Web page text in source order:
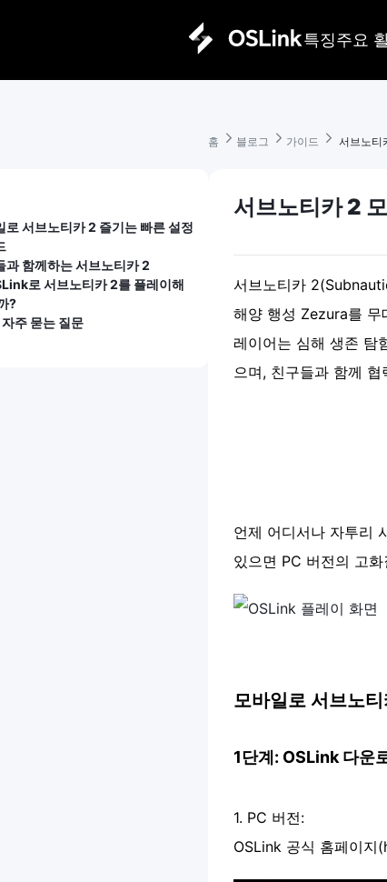
특징주요
로 서브노티카 2 즐기는 빠른 설정
과 함께하는 서브노티카 2
로 서브노티카 2를 플레이해
?
주 묻는 질문
홈 블로그 가이드 서브노티
서브노티카 2
서브노티카
해양 행성 Zezura를 무
레이어는 심해 생존 탐
으며, 친구들과 함께
언제 어디서나 자투리
있으면 PC 버전의 고
모바일로 서브노
1단계: OSLink 다운
1. PC 버전:
OSLink 공식 홈페이